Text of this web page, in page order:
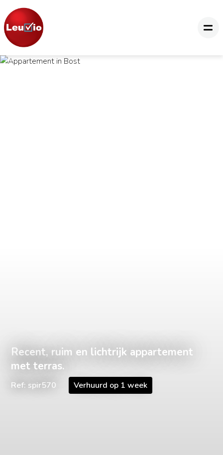
Recent, ruim en lichtrijk appartement
met terras.
Ref: spir570 Verhuurd op 1 week